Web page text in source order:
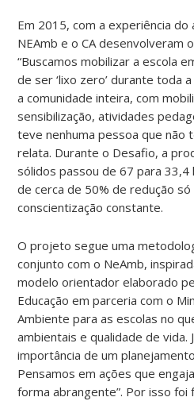
Em 2015, com a experiência do
NEAmb e o CA desenvolveram
“Buscamos mobilizar a escola
de ser ‘lixo zero’ durante toda
a comunidade inteira, com
sensibilização, atividades
teve nenhuma pessoa que não
relata. Durante o Desafio, a
sólidos passou de 67 para 33,4
de cerca de 50% de redução
conscientização constante.
O projeto segue uma
conjunto com o NeAmb,
modelo orientador elaborado
Educação em parceria com o
Ambiente para as escolas no
ambientais e qualidade de vida.
importância de um
Pensamos em ações que
forma abrangente”. Por isso foi